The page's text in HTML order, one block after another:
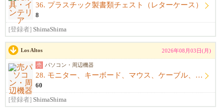
36. プラスチック製書類チェスト（レターケース）
8
[登録者] ShimaShima
Los Altos 2026年08月03日(月)
売 パソコン・周辺機器
28. モニター、キーボード、マウス、ケーブル、アームレスト一式
60
[登録者] ShimaShima